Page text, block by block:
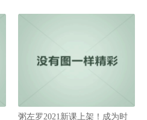
粥左罗2021新课上架！成为时